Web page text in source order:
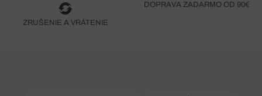
ZRUŠENIE A VRÁTENIE
DOPRAVA ZADARMO OD 90€